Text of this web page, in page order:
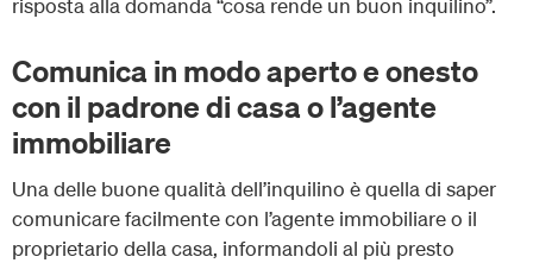
Comunica in modo aperto e onesto
con il padrone di casa o l’agente
immobiliare
Una delle buone qualità dell’inquilino è quella di saper
comunicare facilmente con l’agente immobiliare o il
proprietario della casa, informandoli al più presto